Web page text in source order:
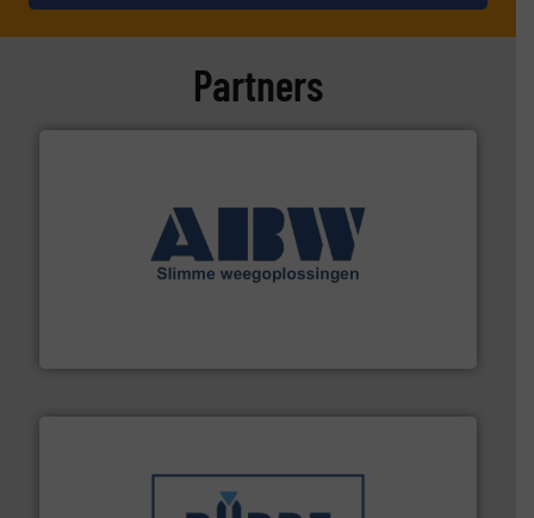
Partners
geautomatiseerde weegoplossingen.Meer info ➜